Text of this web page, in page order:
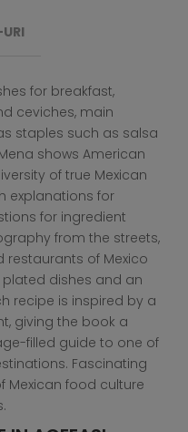
for breakfast,
ceviches, main
staples such as salsa
shows American
of true Mexican
explanations for
for ingredient
from the streets,
restaurants of Mexico
dishes and an
recipe is inspired by a
giving the book a
filled guide to one of
Fascinating
Mexican food culture